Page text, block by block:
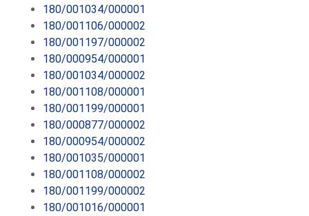
180/001034/000001
180/001106/000002
180/001197/000002
180/000954/000001
180/001034/000002
180/001108/000001
180/001199/000001
180/000877/000002
180/000954/000002
180/001035/000001
180/001108/000002
180/001199/000002
180/001016/000001